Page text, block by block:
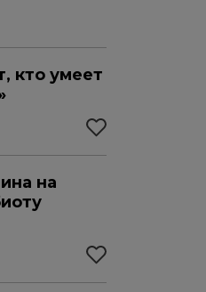
кто умеет
на